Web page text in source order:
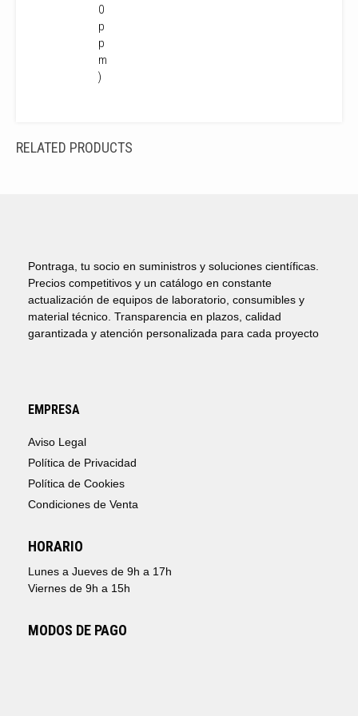
0
p
p
m
)
RELATED PRODUCTS
Pontraga, tu socio en suministros y soluciones científicas.
Precios competitivos y un catálogo en constante
actualización de equipos de laboratorio, consumibles y
material técnico. Transparencia en plazos, calidad
garantizada y atención personalizada para cada proyecto
EMPRESA
Aviso Legal
Política de Privacidad
Política de Cookies
Condiciones de Venta
HORARIO
Lunes a Jueves de 9h a 17h
Viernes de 9h a 15h
MODOS DE PAGO